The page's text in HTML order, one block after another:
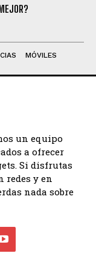
MÓVILES
un equipo
a ofrecer
Si disfrutas
redes y en
nada sobre